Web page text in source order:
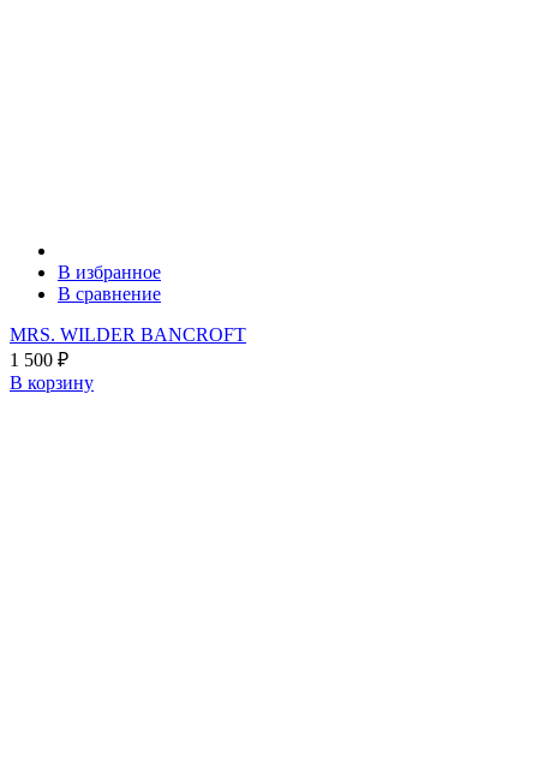
В избранное
В сравнение
MRS. WILDER BANCROFT
1 500 ₽
В корзину